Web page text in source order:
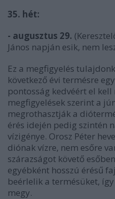
35. hét:
- augusztus 29.
János napján esik, nem
Ez a megfigyelés
következő évi termésre
pontosság kedvéért el
megfigyelések szerint a
megrothasztják a
érés idején pedig szintén
vízigénye. Orosz Péter
diónak vízre, nem esőre
szárazságot követő
egyébként hosszú érésű
beérlelik a termésüket,
megy.